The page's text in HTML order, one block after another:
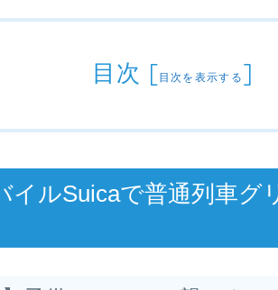
目次 [目次を表示する ]
イルSuicaで普通列車グ